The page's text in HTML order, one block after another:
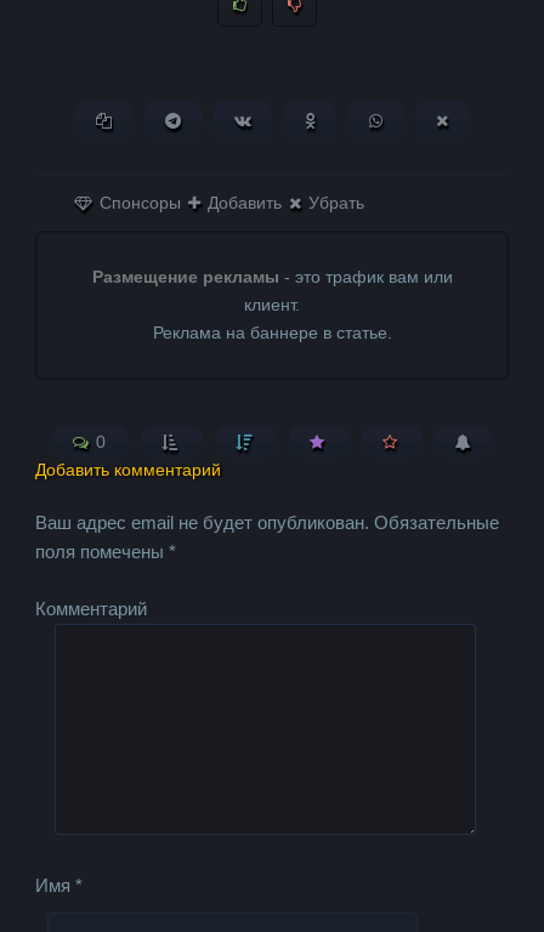
Копировать ссылкуПоделиться в Telegram
Поделиться ВКонтактеПоделиться в
Поделиться в
Спонсоры Добавить Убрать
Размещение рекламы - это трафик вам или
клиент.
Реклама на баннере в статье.
0
Добавить комментарий
Ваш адрес email не будет опубликован. Обязательные
поля помечены*
Комментарий
Имя*